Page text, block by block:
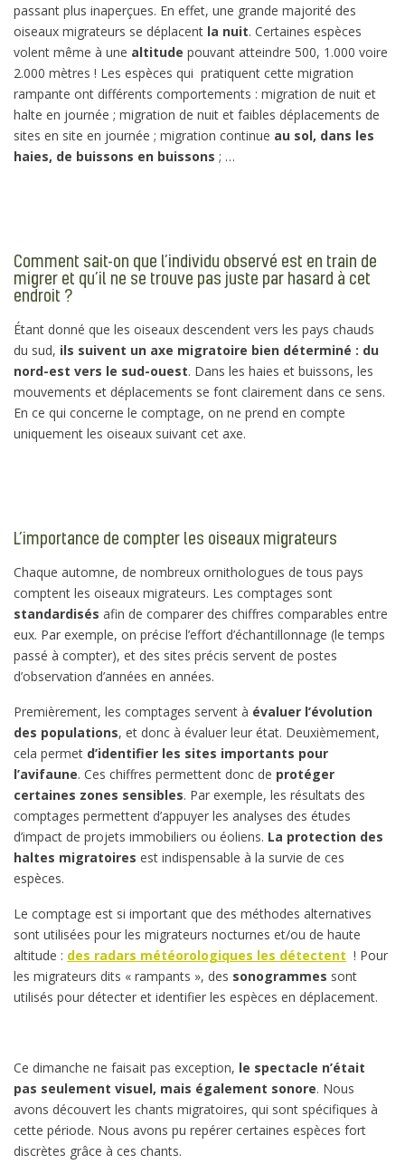
passant plus inaperçues. En effet, une grande majorité des
oiseaux migrateurs se déplacent la nuit. Certaines espèces
volent même à une altitude pouvant atteindre 500, 1.000 voire
2.000 mètres ! Les espèces qui pratiquent cette migration
rampante ont différents comportements : migration de nuit et
halte en journée ; migration de nuit et faibles déplacements de
sites en site en journée ; migration continue au sol, dans les
haies, de buissons en buissons ; …
Comment sait-on que l’individu observé est en train de
migrer et qu’il ne se trouve pas juste par hasard à cet
endroit ?
Étant donné que les oiseaux descendent vers les pays chauds
du sud, ils suivent un axe migratoire bien déterminé : du
nord-est vers le sud-ouest. Dans les haies et buissons, les
mouvements et déplacements se font clairement dans ce sens.
En ce qui concerne le comptage, on ne prend en compte
uniquement les oiseaux suivant cet axe.
L’importance de compter les oiseaux migrateurs
Chaque automne, de nombreux ornithologues de tous pays
comptent les oiseaux migrateurs. Les comptages sont
standardisés afin de comparer des chiffres comparables entre
eux. Par exemple, on précise l’effort d’échantillonnage (le temps
passé à compter), et des sites précis servent de postes
d’observation d’années en années.
Premièrement, les comptages servent à évaluer l’évolution
des populations, et donc à évaluer leur état. Deuxièmement,
cela permet d’identifier les sites importants pour
l’avifaune. Ces chiffres permettent donc de protéger
certaines zones sensibles. Par exemple, les résultats des
comptages permettent d’appuyer les analyses des études
d’impact de projets immobiliers ou éoliens. La protection des
haltes migratoires est indispensable à la survie de ces
espèces.
Le comptage est si important que des méthodes alternatives
sont utilisées pour les migrateurs nocturnes et/ou de haute
altitude : des radars météorologiques les détectent ! Pour
les migrateurs dits « rampants », des sonogrammes sont
utilisés pour détecter et identifier les espèces en déplacement.
Ce dimanche ne faisait pas exception, le spectacle n’était
pas seulement visuel, mais également sonore. Nous
avons découvert les chants migratoires, qui sont spécifiques à
cette période. Nous avons pu repérer certaines espèces fort
discrètes grâce à ces chants.